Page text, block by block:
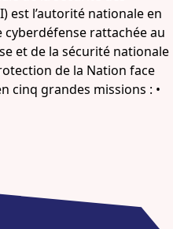
est l’autorité nationale en
rattachée au
et de la sécurité nationale
de la Nation face
cinq grandes missions : •